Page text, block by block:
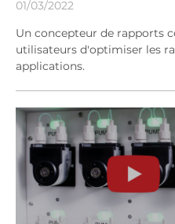
01/03/2022
Un concepteur de rapports
utilisateurs d'optimiser les
applications.